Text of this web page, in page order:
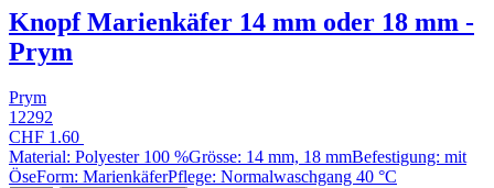
Knopf Marienkäfer 14 mm oder 18 mm -
Prym
Prym
12292
CHF 1.60
Material: Polyester 100 %Grösse: 14 mm, 18 mmBefestigung: mit
ÖseForm: MarienkäferPflege: Normalwaschgang 40 °C